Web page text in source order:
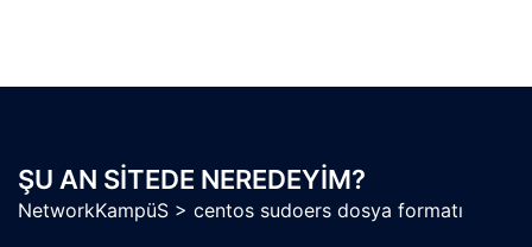
ŞU AN SITEDE NEREDEYIM?
NetworkKampüS > centos sudoers dosya formatı